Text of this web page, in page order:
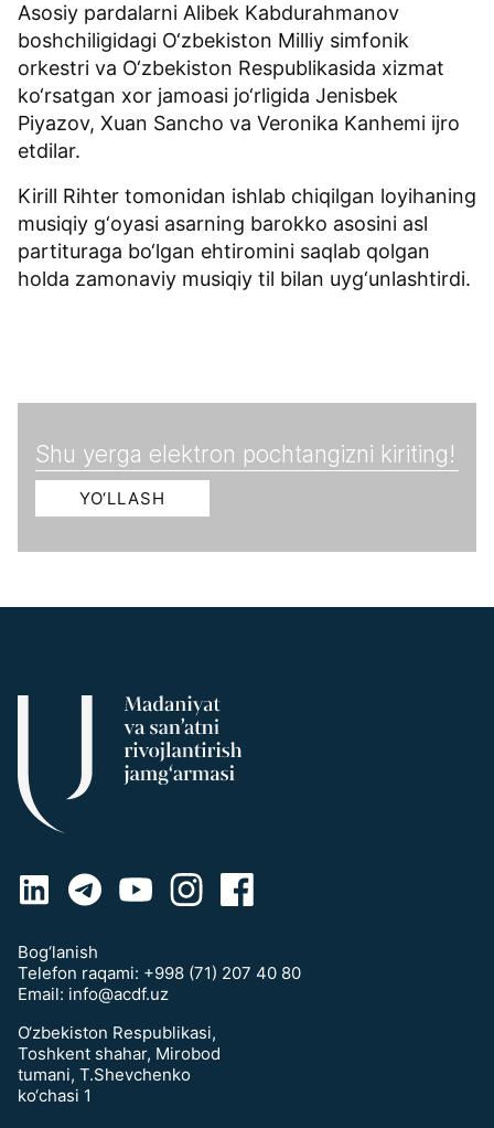
Asosiy pardalarni Alibek Kabdurahmanov
boshchiligidagi O‘zbekiston Milliy simfonik
orkestri va O‘zbekiston Respublikasida xizmat
ko‘rsatgan xor jamoasi jo‘rligida Jenisbek
Piyazov, Xuan Sancho va Veronika Kanhemi ijro
etdilar.
Kirill Rihter tomonidan ishlab chiqilgan loyihaning
musiqiy g‘oyasi asarning barokko asosini asl
partituraga bo‘lgan ehtiromini saqlab qolgan
holda zamonaviy musiqiy til bilan uyg‘unlashtirdi.
Bog‘lanish
Telefon raqami: +998 (71) 207 40 80
Email: info@acdf.uz
O‘zbekiston Respublikasi,
Toshkent shahar, Mirobod
tumani, T.Shevchenko
ko‘chasi 1